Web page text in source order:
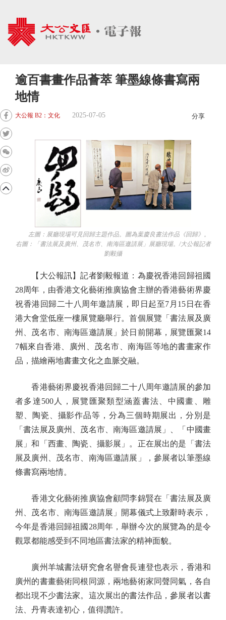
逾百書畫作品薈萃 筆墨線條書寫兩
地情
大公報 B2：文化 2025-07-05 分享
左圖：展廳現場可見回歸主題作品。圖為葉慶良書法作品《回歸》。
右圖：「書法展及廣州、茂名市、南海區邀請展」展廳現場。/大公報記者
劉毅攝
【大公報訊】記者劉毅報道：為慶祝香港回歸祖國
28周年，由香港文化藝術推廣協會主辦的香港藝術界慶
祝香港回歸二十八周年邀請展，即日起至7月15日在香
港大會堂低座一樓展覽廳舉行。首個展覽「書法展及廣
州、茂名市、南海區邀請展」於日前開幕，展覽匯聚14
7幅來自香港、廣州、茂名市、南海區等地的書畫家作
品，描繪兩地書畫文化之血脈交融。
香港藝術界慶祝香港回歸二十八周年邀請展的參加
者多達500人，展覽匯聚類型涵蓋書法、中國畫、雕
塑、陶瓷、攝影作品等，分為三個時期展出，分別是
「書法展及廣州、茂名市、南海區邀請展」、「中國畫
展」和「西畫、陶瓷、攝影展」。正在展出的是「書法
展及廣州、茂名市、南海區邀請展」，參展者以筆墨線
條書寫兩地情。
香港文化藝術推廣協會顧問李錦賢在「書法展及廣
州、茂名市、南海區邀請展」開幕儀式上致辭時表示，
今年是香港回歸祖國28周年，舉辦今次的展覽為的是令
觀眾都能感受到不同地區書法家的精神面貌。
廣州羊城書法研究會名譽會長連登也表示，香港和
廣州的書畫藝術同根同源，兩地藝術家同聲同氣，各自
都出現不少書法家。這次展出的書法作品，參展者以書
法、丹青表達初心，值得讚許。